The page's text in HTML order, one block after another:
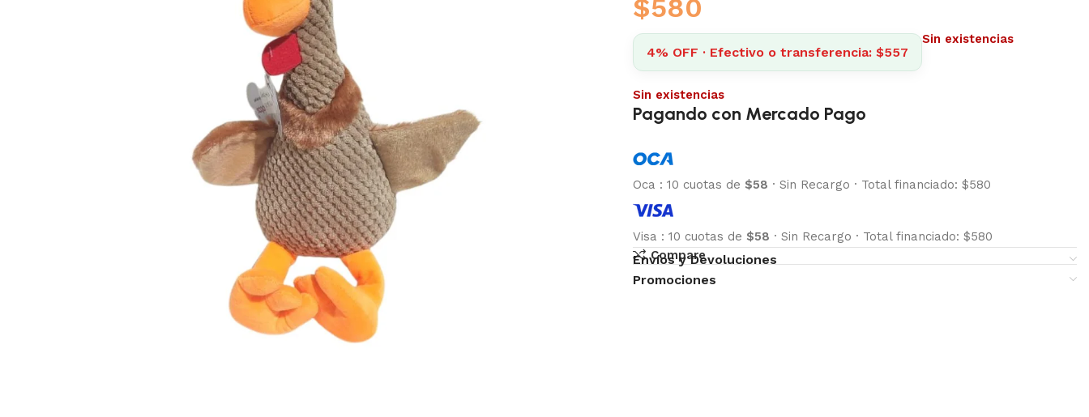
$580
4% OFF · Efectivo o transferencia: $557
Sin existencias
Sin existencias
Pagando con Mercado Pago
Oca : 10 cuotas de $58 · Sin Recargo · Total financiado: $580
Visa : 10 cuotas de $58 · Sin Recargo · Total financiado: $580
Compare
Envíos y Devoluciones
Promociones